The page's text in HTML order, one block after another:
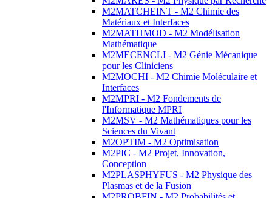
M2MATCHEINT - M2 Chimie des
Matériaux et Interfaces
M2MATHMOD - M2 Modélisation
Mathématique
M2MECENCLI - M2 Génie Mécanique
pour les Cliniciens
M2MOCHI - M2 Chimie Moléculaire et
Interfaces
M2MPRI - M2 Fondements de
l'Informatique MPRI
M2MSV - M2 Mathématiques pour les
Sciences du Vivant
M2OPTIM - M2 Optimisation
M2PIC - M2 Projet, Innovation,
Conception
M2PLASPHYFUS - M2 Physique des
Plasmas et de la Fusion